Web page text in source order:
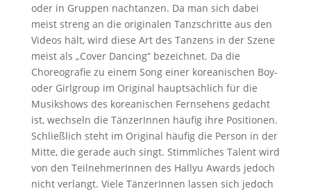
oder in Gruppen nachtanzen. Da man sich dabei
meist streng an die originalen Tanzschritte aus den
Videos hält, wird diese Art des Tanzens in der Szene
meist als „Cover Dancing“ bezeichnet. Da die
Choreografie zu einem Song einer koreanischen Boy-
oder Girlgroup im Original hauptsächlich für die
Musikshows des koreanischen Fernsehens gedacht
ist, wechseln die TänzerInnen häufig ihre Positionen.
Schließlich steht im Original häufig die Person in der
Mitte, die gerade auch singt. Stimmliches Talent wird
von den TeilnehmerInnen des Hallyu Awards jedoch
nicht verlangt. Viele TänzerInnen lassen sich jedoch